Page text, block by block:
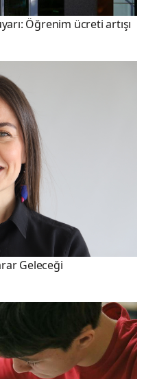
Öğrenim ücreti artışı
Geleceği